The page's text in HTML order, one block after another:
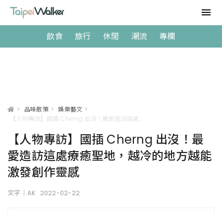
飲食 旅行 休閒 潮流 專欄
> 品味散策 > 娛樂藝文 >
【人物專訪】國插 Cherng 出沒！最
愛造訪這處療癒聖地，越冷的地方越能
激發創作靈感
文字｜AK 2022-02-22